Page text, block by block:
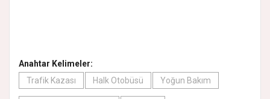
Anahtar Kelimeler:
Trafik Kazası
Halk Otobüsü Yoğun Bakım